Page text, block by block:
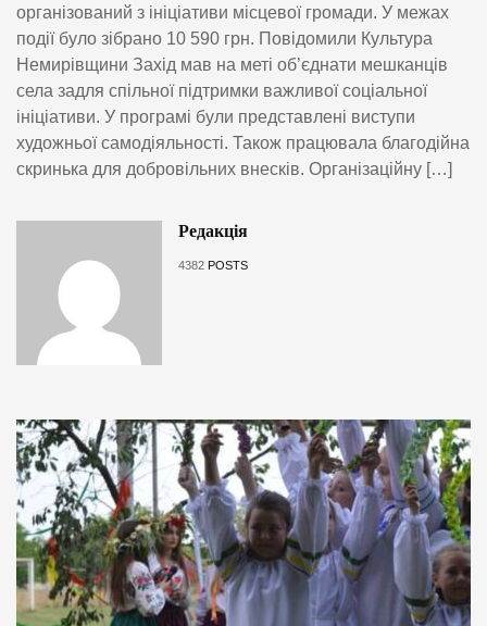
організований з ініціативи місцевої громади. У межах
події було зібрано 10 590 грн. Повідомили Культура
Немирівщини Захід мав на меті об’єднати мешканців
села задля спільної підтримки важливої соціальної
ініціативи. У програмі були представлені виступи
художньої самодіяльності. Також працювала благодійна
скринька для добровільних внесків. Організаційну […]
Редакція
4382 POSTS